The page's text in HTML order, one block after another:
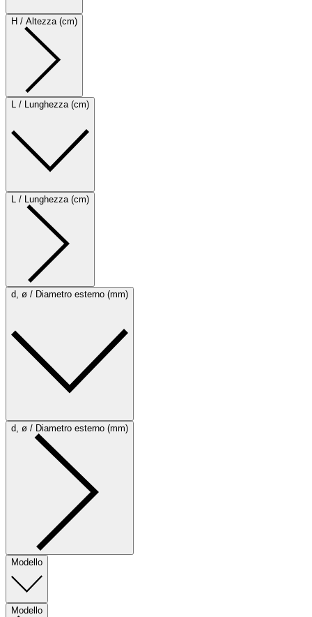
H / Altezza (cm)
L / Lunghezza (cm)
L / Lunghezza (cm)
d, ø / Diametro esterno (mm)
d, ø / Diametro esterno (mm)
Modello
Modello